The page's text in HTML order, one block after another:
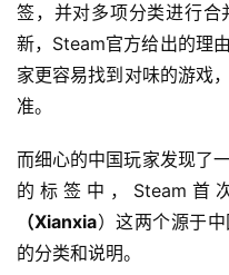
签，并对多项分类进行
新，Steam官方给出的理
家更容易找到对味的游戏
准。
而细心的中国玩家发现了
的标签中，Steam首
（Xianxia）这两个源于
的分类和说明。